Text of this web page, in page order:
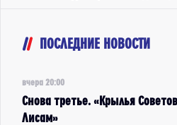
ПОСЛЕДНИЕ НОВОСТИ
вчера 20:00
Снова третье. «Крылья
Лисам»